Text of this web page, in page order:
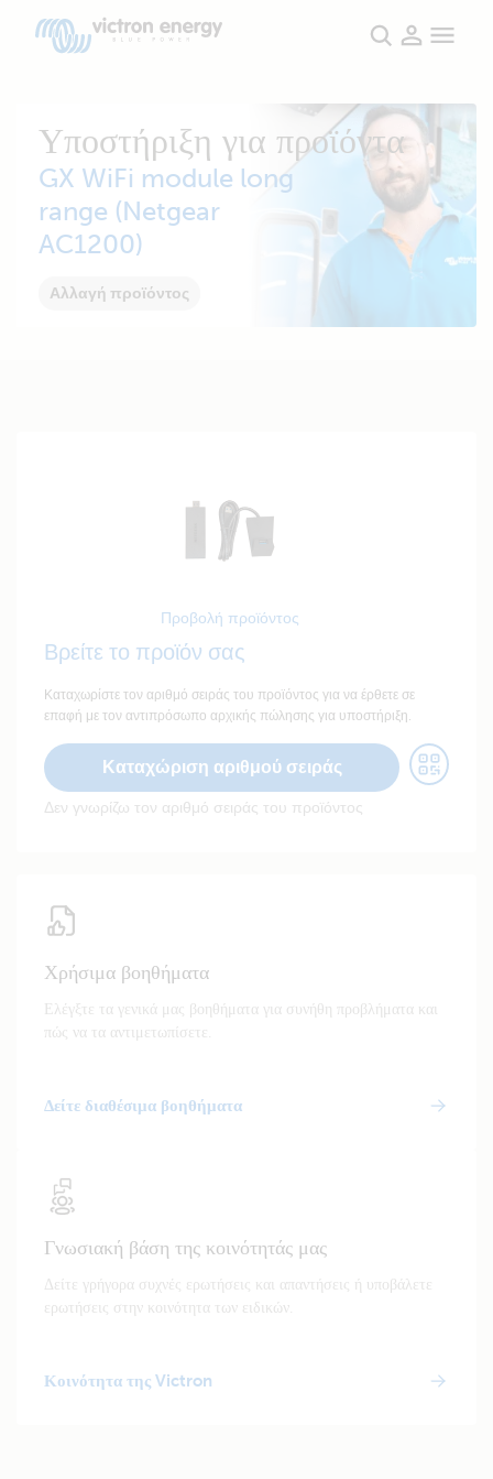
Υποστήριξη για προϊόντα
GX WiFi module long
range (Netgear
AC1200)
Αλλαγή προϊόντος
Προβολή προϊόντος
Βρείτε το προϊόν σας
Καταχωρίστε τον αριθμό σειράς του προϊόντος για να έρθετε σε
επαφή με τον αντιπρόσωπο αρχικής πώλησης για υποστήριξη.
Καταχώριση αριθμού σειράς
Δεν γνωρίζω τον αριθμό σειράς του προϊόντος
Χρήσιμα βοηθήματα
Ελέγξτε τα γενικά μας βοηθήματα για συνήθη προβλήματα και
πώς να τα αντιμετωπίσετε.
Δείτε διαθέσιμα βοηθήματα
Γνωσιακή βάση της κοινότητάς μας
Δείτε γρήγορα συχνές ερωτήσεις και απαντήσεις ή υποβάλετε
ερωτήσεις στην κοινότητα των ειδικών.
Κοινότητα της Victron